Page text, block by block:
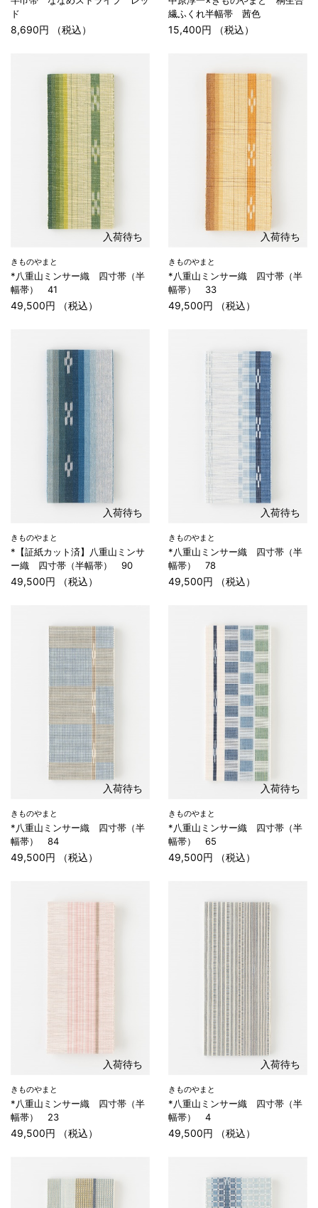
ド
8,690円 （税込）
繊ふくれ半幅帯 茜色
15,400円 （税込）
入荷待ち
きものやまと
*八重山ミンサー織 四寸帯（半
幅帯） 41
49,500円 （税込）
入荷待ち
きものやまと
*八重山ミンサー織 四寸帯（半
幅帯） 33
49,500円 （税込）
入荷待ち
きものやまと
*【証紙カット済】八重山ミンサ
ー織 四寸帯（半幅帯） 90
49,500円 （税込）
入荷待ち
きものやまと
*八重山ミンサー織 四寸帯（半
幅帯） 78
49,500円 （税込）
入荷待ち
きものやまと
*八重山ミンサー織 四寸帯（半
幅帯） 84
49,500円 （税込）
入荷待ち
きものやまと
*八重山ミンサー織 四寸帯（半
幅帯） 65
49,500円 （税込）
入荷待ち
きものやまと
*八重山ミンサー織 四寸帯（半
幅帯） 23
49,500円 （税込）
入荷待ち
きものやまと
*八重山ミンサー織 四寸帯（半
幅帯） 4
49,500円 （税込）